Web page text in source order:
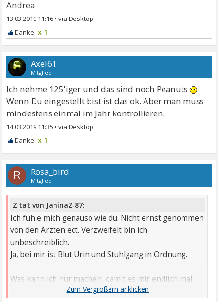
Andrea
13.03.2019 11:16 •
x 1
Axel61
Mitglied
Ich nehme 125'iger und das sind noch Peanuts
Wenn Du eingestellt bist ist das ok. Aber man muss
mindestens einmal im Jahr kontrollieren.
14.03.2019 11:35 •
x 1
R Rosa_bird
Mitglied
Zitat von JaninaZ-87:
Ich fühle mich genauso wie du. Nicht ernst genommen
von den Ärzten ect. Verzweifelt bin ich
unbeschreiblich.
Ja, bei mir ist Blut,Urin und Stuhlgang in Ordnung.
Was kann ich nur machen, damit es mir endlich mal
besser geht. ich könnte nur weinen.